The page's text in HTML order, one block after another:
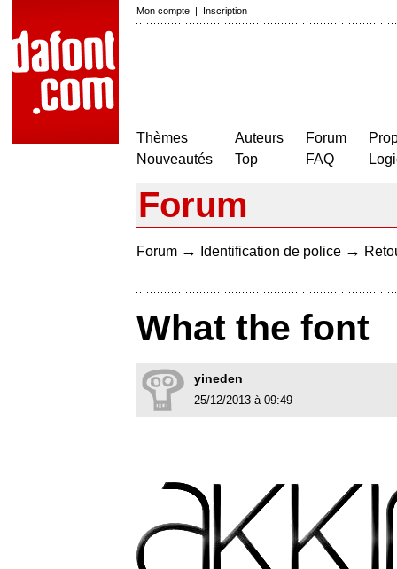
Mon compte | Inscription
Thèmes
Nouveautés
Auteurs
Top
Forum
FAQ
Forum
Forum → Identification de police →
What the font
yineden
25/12/2013 à 09:49